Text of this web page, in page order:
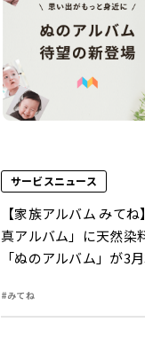
サービスニュース
【家族アルバム みて
真アルバム」に天然染
「ぬのアルバム」が3
#みてね